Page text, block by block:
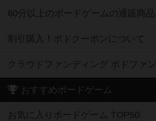
60分以上のボードゲームの通販商品
割引購入！ボドクーポンについて
クラウドファンディング ボドファン
おすすめボードゲーム
お気に入りボードゲーム TOP50